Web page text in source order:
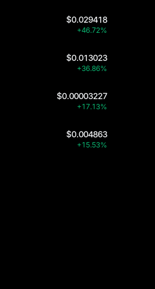
$0.029418
+46.72%
$0.013023
+36.86%
$0.00003227
+17.13%
$0.004863
+15.53%